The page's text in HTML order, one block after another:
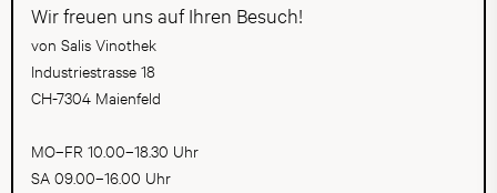
Wir freuen uns auf Ihren Besuch!
von Salis Vinothek
Industriestrasse 18
CH-7304 Maienfeld
MO–FR 10.00–18.30 Uhr
SA 09.00–16.00 Uhr